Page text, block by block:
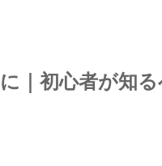
｜初心者が知る